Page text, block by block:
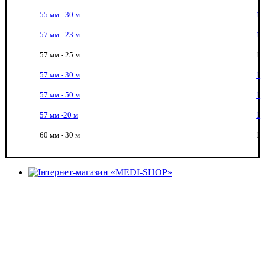
55 мм - 30 м 1
57 мм - 23 м 1
57 мм - 25 м 1
57 мм - 30 м 1
57 мм - 50 м 1
57 мм -20 м 1
60 мм - 30 м 1